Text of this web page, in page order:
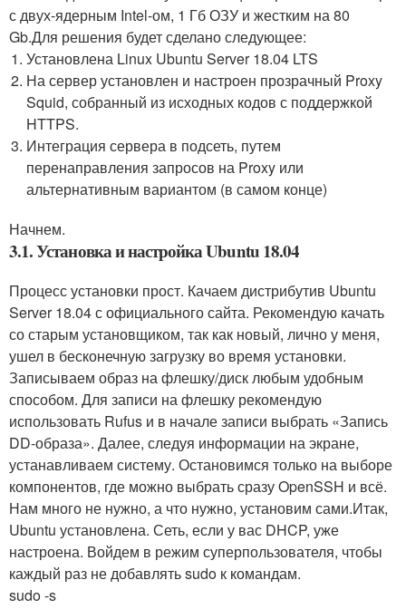
с двух-ядерным Intel-ом, 1 Гб ОЗУ и жестким на 80
Gb.Для решения будет сделано следующее:
Установлена Linux Ubuntu Server 18.04 LTS
На сервер установлен и настроен прозрачный Proxy
Squid, собранный из исходных кодов с поддержкой
HTTPS.
Интеграция сервера в подсеть, путем
перенаправления запросов на Proxy или
альтернативным вариантом (в самом конце)
Начнем.
3.1. Установка и настройка Ubuntu 18.04
Процесс установки прост. Качаем дистрибутив Ubuntu
Server 18.04 с официального сайта. Рекомендую качать
со старым установщиком, так как новый, лично у меня,
ушел в бесконечную загрузку во время установки.
Записываем образ на флешку/диск любым удобным
способом. Для записи на флешку рекомендую
использовать Rufus и в начале записи выбрать «Запись
DD-образа». Далее, следуя информации на экране,
устанавливаем систему. Остановимся только на выборе
компонентов, где можно выбрать сразу OpenSSH и всё.
Нам много не нужно, а что нужно, установим сами.Итак,
Ubuntu установлена. Сеть, если у вас DHCP, уже
настроена. Войдем в режим суперпользователя, чтобы
каждый раз не добавлять sudo к командам.
sudo -s